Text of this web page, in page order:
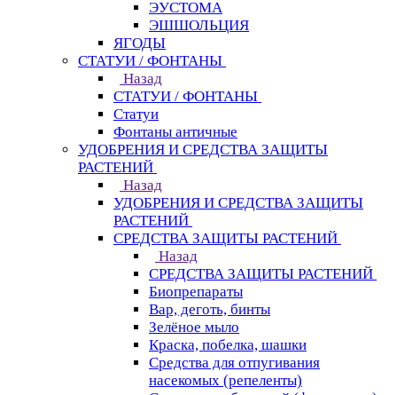
ЭУСТОМА
ЭШШОЛЬЦИЯ
ЯГОДЫ
СТАТУИ / ФОНТАНЫ
Назад
СТАТУИ / ФОНТАНЫ
Статуи
Фонтаны античные
УДОБРЕНИЯ И СРЕДСТВА ЗАЩИТЫ
РАСТЕНИЙ
Назад
УДОБРЕНИЯ И СРЕДСТВА ЗАЩИТЫ
РАСТЕНИЙ
СРЕДСТВА ЗАЩИТЫ РАСТЕНИЙ
Назад
СРЕДСТВА ЗАЩИТЫ РАСТЕНИЙ
Биопрепараты
Вар, деготь, бинты
Зелёное мыло
Краска, побелка, шашки
Средства для отпугивания
насекомых (репеленты)